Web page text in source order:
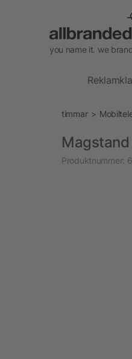
you name it. we
timmar
Produktnummer: